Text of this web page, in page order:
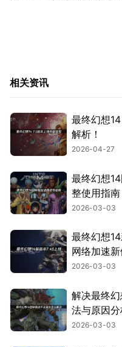
相关资讯
最终幻想
解析！
2026-04-27
最终幻想
整使用指南
2026-03-03
最终幻想
网络加速新
2026-03-03
解决最终
法与原因分
2026-03-03